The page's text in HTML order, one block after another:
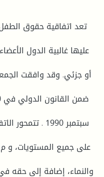
تعد اتفاقیة حقوق
علیها غالبیة الدول
أو جزئي. وقد وافقت
سبتمبر 1990 .
على جمیع المستویات، و
والنماء، إضافة إلى حقه في